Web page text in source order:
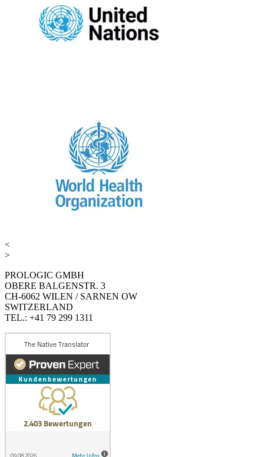
<
>
PROLOGIC GMBH
OBERE BALGENSTR. 3
CH-6062 WILEN / SARNEN OW
SWITZERLAND
TEL.: +41 79 299 1311